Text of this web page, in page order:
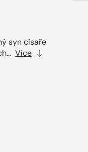
syn císaře
Více